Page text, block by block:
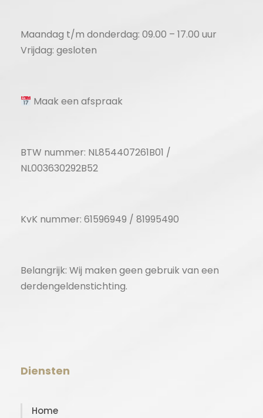
Maandag t/m donderdag: 09.00 – 17.00 uur
Vrijdag: gesloten
Maak een afspraak
BTW nummer: NL854407261B01 /
NL003630292B52
KvK nummer: 61596949 / 81995490
Belangrijk: Wij maken geen gebruik van een
derdengeldenstichting.
Diensten
Home